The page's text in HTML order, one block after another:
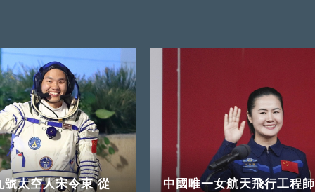
號太空人宋令東 從
中國唯一女航天飛行工程師